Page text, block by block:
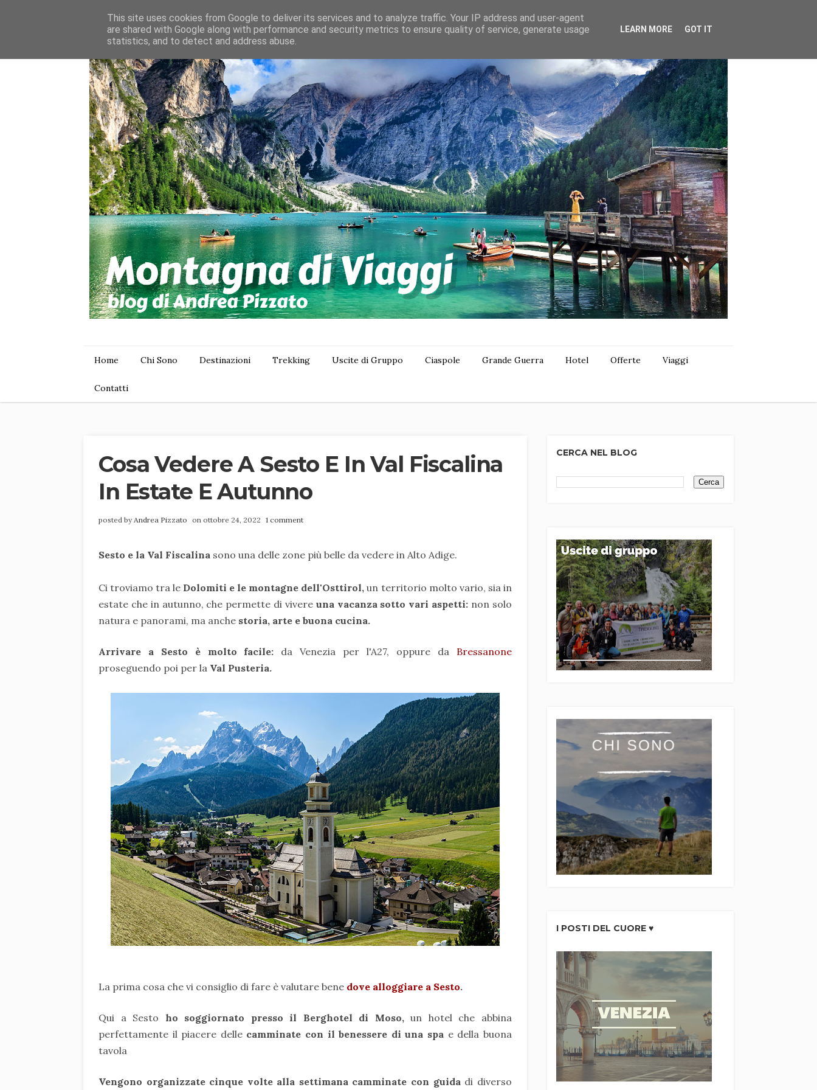
Home Chi Sono Destinazioni Trekking Uscite di Gruppo Ciaspole Grande Guerra Hotel Offerte Viaggi
Contatti
Cosa Vedere A Sesto E In Val Fiscalina
In Estate E Autunno
posted byAndrea Pizzato on ottobre 24, 2022 1 comment
Sesto e la Val Fiscalina sono una delle zone più belle da vedere in Alto Adige.
Ci troviamo tra le Dolomiti e le montagne dell'Osttirol, un territorio molto vario, sia in
estate che in autunno, che permette di vivere una vacanza sotto vari aspetti: non solo
natura e panorami, ma anche storia, arte e buona cucina.
Arrivare a Sesto è molto facile: da Venezia per l'A27, oppure da Bressanone
proseguendo poi per la Val Pusteria.
La prima cosa che vi consiglio di fare è valutare bene dove alloggiare a Sesto.
Qui a Sesto ho soggiornato presso il Berghotel di Moso,un hotel che abbina
perfettamente il piacere dellecamminate con il benessere di una spae della buona
tavola
Vengono organizzate cinque volte alla settimana camminate con guida di diverso
CERCA NEL BLOG
I POSTI DEL CUORE ♥
This site uses cookies from Google to deliver its services and to analyze traffic. Your IP address and user-agent
are shared with Google along with performance and security metrics to ensure quality of service, generate usage
statistics, and to detect and address abuse.
LEARN MORE GOT IT